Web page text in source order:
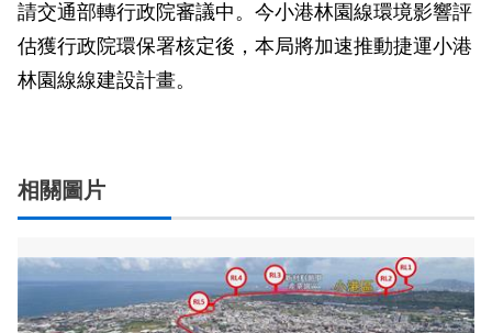
請交通部轉行政院審議中。今小港林園線環境影響評
估獲行政院環保署核定後，本局將加速推動捷運小港
林園線線建設計畫。
相關圖片